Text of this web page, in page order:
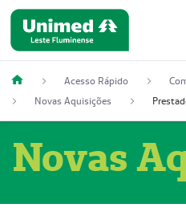
Acesso Rápido
Novas Aquisições
Novas